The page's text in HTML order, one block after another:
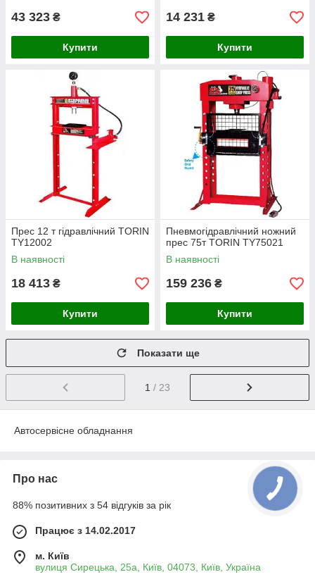
43 323 ₴
Купити
14 231 ₴
Купити
Прес 12 т гідравлічний TORIN
TY12002
В наявності
18 413 ₴
Купити
Пневмогідравлічний ножний
прес 75т TORIN TY75021
В наявності
159 236 ₴
Купити
Показати ще
1 / 23
Автосервісне обладнання
Про нас
88% позитивних з 54 відгуків за рік
Працює з 14.02.2017
м. Київ
вулиця Сирецька, 25а, Київ, 04073, Київ, Україна